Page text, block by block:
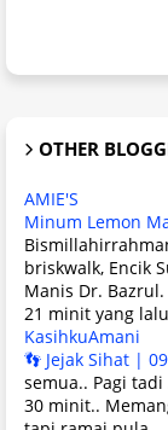
OTHER
AMIE'S
Minum Lemon
briskwalk, Encik
Manis Dr.
21 minit yang lalu
KasihkuAmani
👣 Jejak Sihat |
semua.. Pagi
30 minit..